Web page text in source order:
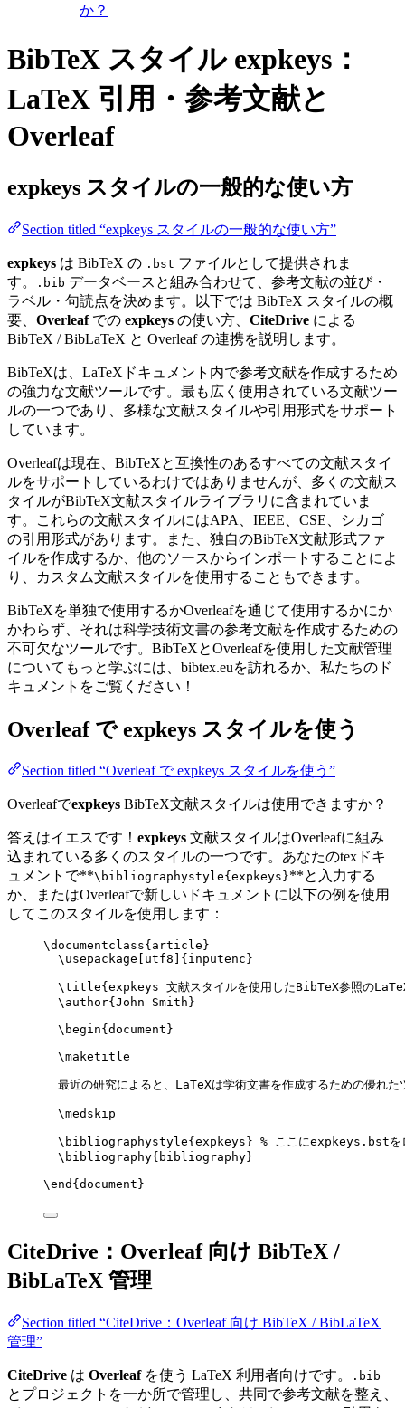
か？
BibTeX スタイル expkeys：
LaTeX 引用・参考文献と
Overleaf
expkeys スタイルの一般的な使い方
Section titled “expkeys スタイルの一般的な使い方”
expkeys は BibTeX の .bst ファイルとして提供されま
す。
.bib データベースと組み合わせて、参考文献の並び・
ラベル・句読点を決めます。以下では BibTeX スタイルの概
要、 Overleafでの expkeys の使い方、 CiteDrive による
BibTeX / BibLaTeX と Overleaf の連携を説明します。
BibTeXは、LaTeXドキュメント内で参考文献を作成するため
の強力な文献ツールです。最も広く使用されている文献ツー
ルの一つであり、多様な文献スタイルや引用形式をサポート
しています。
Overleafは現在、BibTeXと互換性のあるすべての文献スタイ
ルをサポートしているわけではありませんが、多くの文献ス
タイルがBibTeX文献スタイルライブラリに含まれていま
す。これらの文献スタイルにはAPA、IEEE、CSE、シカゴ
の引用形式があります。また、独自のBibTeX文献形式ファ
イルを作成するか、他のソースからインポートすることによ
り、カスタム文献スタイルを使用することもできます。
BibTeXを単独で使用するかOverleafを通じて使用するかにか
かわらず、それは科学技術文書の参考文献を作成するための
不可欠なツールです。BibTeXとOverleafを使用した文献管理
についてもっと学ぶには、bibtex.euを訪れるか、私たちのド
キュメントをご覧ください！
Overleaf でexpkeys スタイルを使う
Section titled “Overleaf で expkeys スタイルを使う”
Overleafでexpkeys BibTeX文献スタイルは使用できますか？
答えはイエスです！ expkeys 文献スタイルはOverleafに組み
込まれている多くのスタイルの一つです。あなたのtexドキ
ュメントで**\bibliographystyle{expkeys}**と入力する
か、またはOverleafで新しいドキュメントに以下の例を使用
してこのスタイルを使用します：
\documentclass{ article }
\usepackage
utf8 ]{ inputenc }
\title{expkeys 文献スタイルを使用したBibTeX参照の
\author{John Smith}
\begin{ document }
\maketitle
最近の研究によると、LaTeXは学術文書を作成するための優れ
\medskip
\bibliographystyle{expkeys} % ここにexpkeys.bstを
\bibliography{bibliography}
\end { document }
CiteDrive：Overleaf 向け BibTeX /
BibLaTeX 管理
Section titled “CiteDrive：Overleaf 向け BibTeX / BibLaTeX
管理”
CiteDrive は Overleafを使う LaTeX 利用者向けです。 .bib
とプロジェクトを一か所で管理し、共同で参考文献を整え、